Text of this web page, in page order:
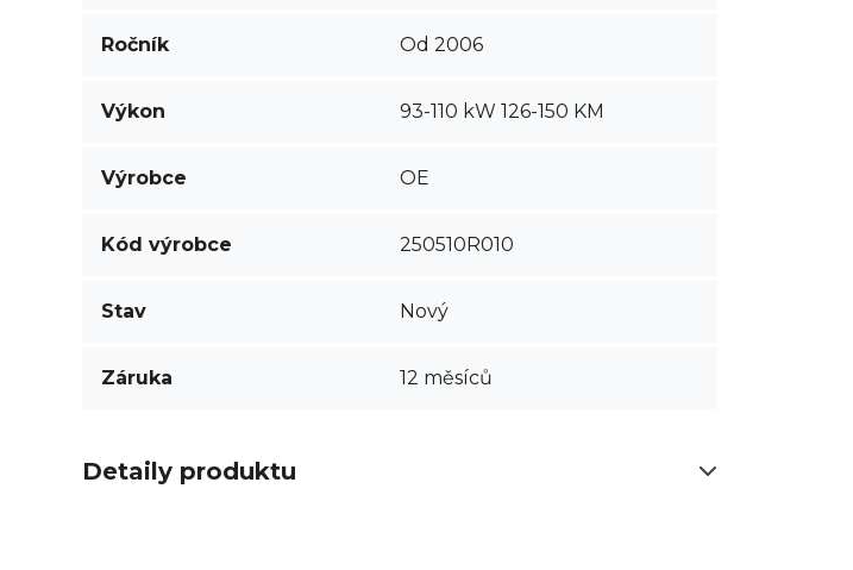
Ročník Od 2006
Výkon 93-110 kW 126-150 KM
Výrobce OE
Kód výrobce 250510R010
Stav Nový
Záruka 12 měsíců
Detaily produktu